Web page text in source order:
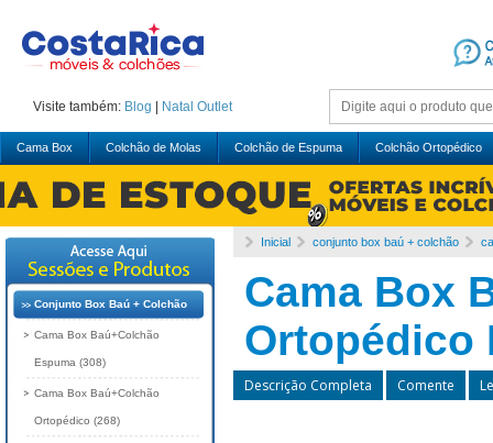
Visite também: Blog Natal Outlet
Cama Box Colchão de Molas Colchão de Espuma Colchão Ortopédico
Inicial conjunto box baú + colchão
Cama Box
Ortopédico
Descrição Completa Comente
Conjunto Box Baú + Colchão
Cama Box Baú+Colchão
Espuma (308)
Cama Box Baú+Colchão
Ortopédico (268)